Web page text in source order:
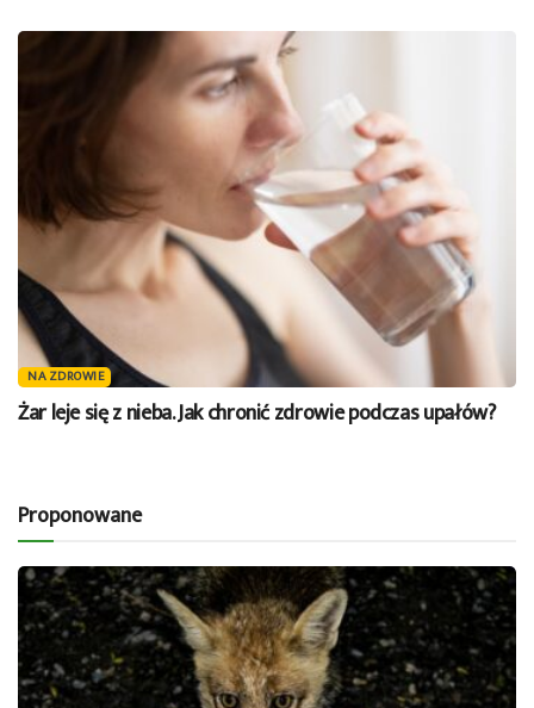
NA ZDROWIE
Żar leje się z nieba. Jak chronić zdrowie podczas upałów?
Proponowane